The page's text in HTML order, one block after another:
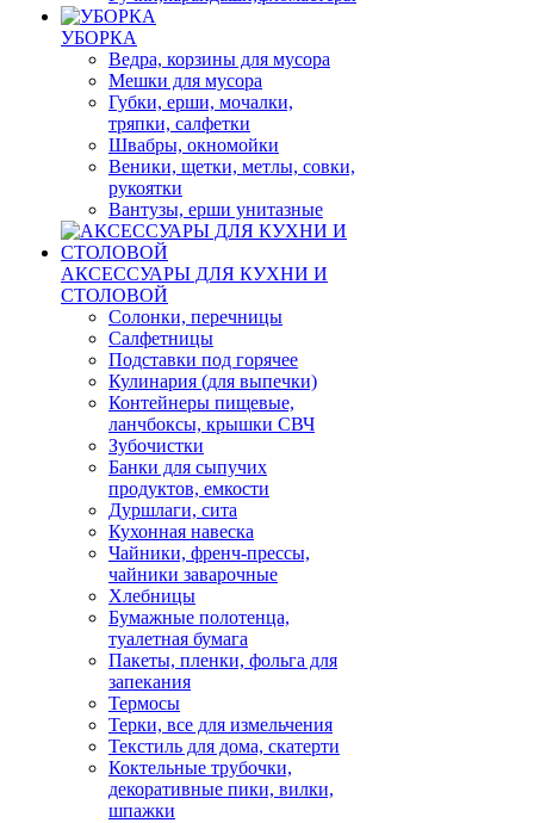
УБОРКА
Ведра, корзины для мусора
Мешки для мусора
Губки, ерши, мочалки,
тряпки, салфетки
Швабры, окномойки
Веники, щетки, метлы, совки,
рукоятки
Вантузы, ерши унитазные
АКСЕССУАРЫ ДЛЯ КУХНИ И
СТОЛОВОЙ
Солонки, перечницы
Салфетницы
Подставки под горячее
Кулинария (для выпечки)
Контейнеры пищевые,
ланчбоксы, крышки СВЧ
Зубочистки
Банки для сыпучих
продуктов, емкости
Дуршлаги, сита
Кухонная навеска
Чайники, френч-прессы,
чайники заварочные
Хлебницы
Бумажные полотенца,
туалетная бумага
Пакеты, пленки, фольга для
запекания
Термосы
Терки, все для измельчения
Текстиль для дома, скатерти
Коктельные трубочки,
декоративные пики, вилки,
шпажки